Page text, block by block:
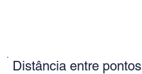
Distância entre pontos